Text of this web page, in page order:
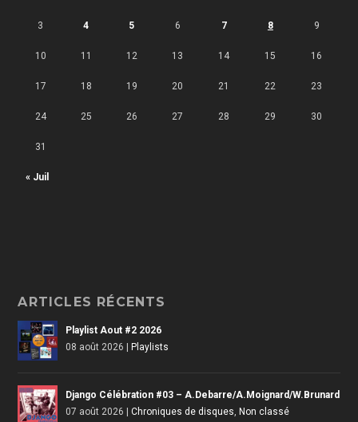
« Juil
3 4 5 6 7 8 9
10 11 12 13 14 15 16
17 18 19 20 21 22 23
24 25 26 27 28 29 30
31
ARTICLES RÉCENTS
Playlist Aout #2 2026
08 août 2026 |Playlists
Django Célébration #03 – A.Debarre/A.Moignard/W.Brunard
07 août 2026 |Chroniques de disques ,Non classé